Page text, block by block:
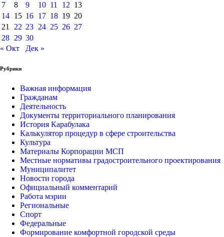
7
8 9 10 11 12 13
14 15 16 17 18 19 20
21
22 23 24 25 26 27
28 29 30
« Окт
Дек »
Рубрики
Важная информация
Гражданам
Деятельность
Документы территориального планирования
История Карабулака
Калькулятор процедур в сфере строительства
Культура
Материалы Корпорации МСП
Местные нормативы градостроительного проектирования
Муниципалитет
Новости города
Официальный комментарий
Работа мэрии
Региональные
Спорт
Федеральные
Формирование комфортной городской среды